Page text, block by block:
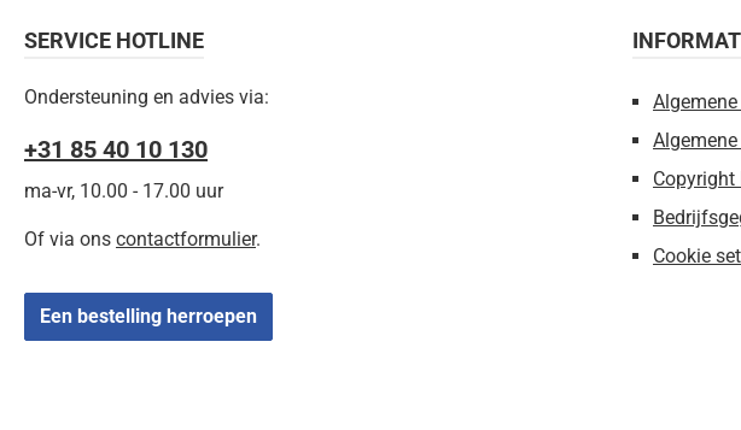
SERVICE HOTLINE
Ondersteuning en advies via:
+31 85 40 10 130
ma-vr, 10.00 - 17.00 uur
Of via ons contactformulier.
Een bestelling herroepen
Copyright
Cookie